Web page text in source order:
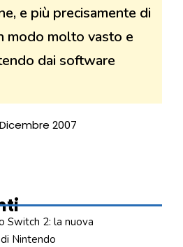
e più precisamente di
modo molto vasto e
dai software
2007
Switch 2: la nuova
Nintendo